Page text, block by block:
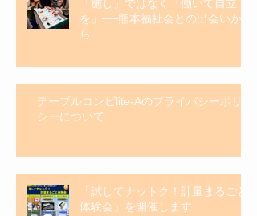
「施し」ではなく「働いて自立
を」──熊本福祉会との出会いか
ら
テーブルコンビlite-Aのプライバシーポリ
シーについて
「試してナットク！計量まるごと
体験会」を開催します